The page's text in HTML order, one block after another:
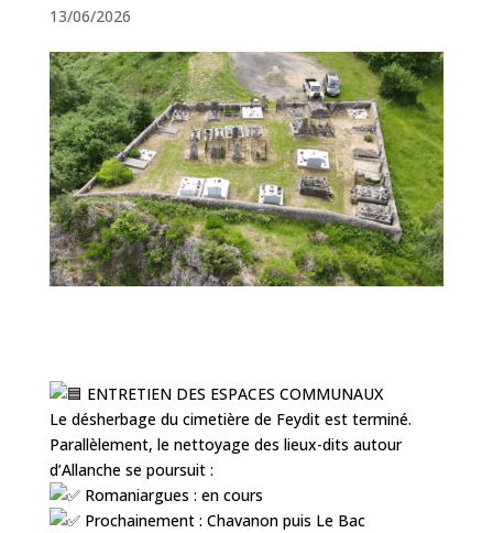
13/06/2026
ENTRETIEN DES ESPACES COMMUNAUX
Le désherbage du cimetière de Feydit est terminé.
Parallèlement, le nettoyage des lieux-dits autour
d’Allanche se poursuit :
Romaniargues : en cours
Prochainement : Chavanon puis Le Bac